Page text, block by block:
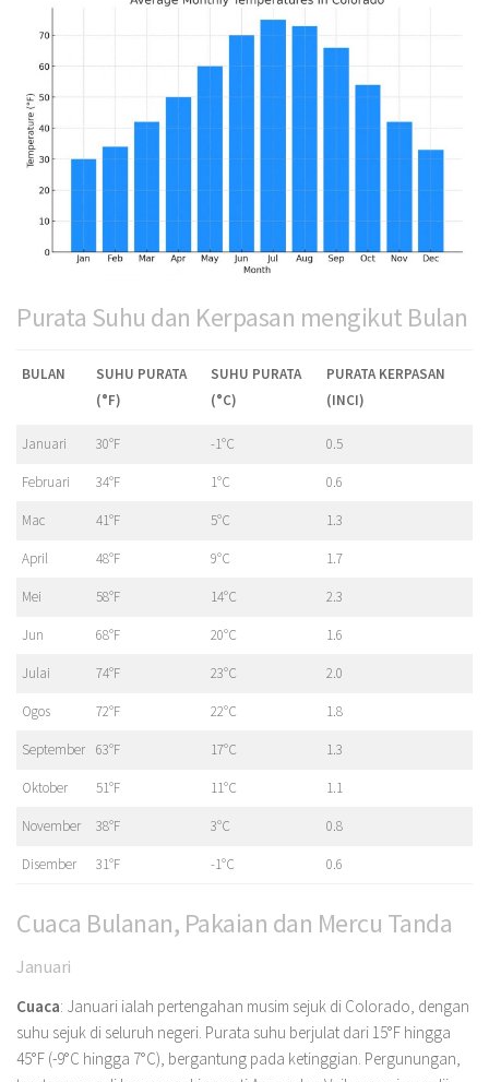
Purata Suhu dan Kerpasan mengikut Bulan
BULAN
SUHU PURATA
(°F)
SUHU PURATA
(°C)
PURATA KERPASAN
(INCI)
Januari 30°F -1°C 0.5
Februari 34°F 1°C 0.6
Mac 41°F 5°C 1.3
April 48°F 9°C 1.7
Mei 58°F 14°C 2.3
Jun 68°F 20°C 1.6
Julai 74°F 23°C 2.0
Ogos 72°F 22°C 1.8
September 63°F 17°C 1.3
Oktober 51°F 11°C 1.1
November 38°F 3°C 0.8
Disember 31°F -1°C 0.6
Cuaca Bulanan, Pakaian dan Mercu Tanda
Januari
Cuaca: Januari ialah pertengahan musim sejuk di Colorado, dengan
suhu sejuk di seluruh negeri. Purata suhu berjulat dari 15°F hingga
45°F (-9°C hingga 7°C), bergantung pada ketinggian. Pergunungan,